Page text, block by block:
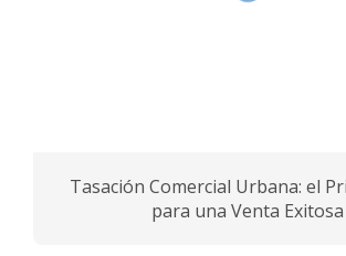
Tasación Comercial Urbana: el
para una Venta Exitosa